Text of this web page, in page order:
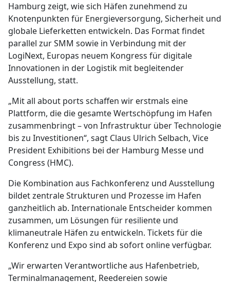
Hamburg zeigt, wie sich Häfen zunehmend zu
Knotenpunkten für Energieversorgung, Sicherheit und
globale Lieferketten entwickeln. Das Format findet
parallel zur SMM sowie in Verbindung mit der
LogiNext, Europas neuem Kongress für digitale
Innovationen in der Logistik mit begleitender
Ausstellung, statt.
„Mit all about ports schaffen wir erstmals eine
Plattform, die die gesamte Wertschöpfung im Hafen
zusammenbringt – von Infrastruktur über Technologie
bis zu Investitionen“, sagt Claus Ulrich Selbach, Vice
President Exhibitions bei der Hamburg Messe und
Congress (HMC).
Die Kombination aus Fachkonferenz und Ausstellung
bildet zentrale Strukturen und Prozesse im Hafen
ganzheitlich ab. Internationale Entscheider kommen
zusammen, um Lösungen für resiliente und
klimaneutrale Häfen zu entwickeln. Tickets für die
Konferenz und Expo sind ab sofort online verfügbar.
„Wir erwarten Verantwortliche aus Hafenbetrieb,
Terminalmanagement, Reedereien sowie